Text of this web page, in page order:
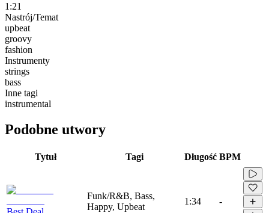
1:21
Nastrój/Temat
upbeat
groovy
fashion
Instrumenty
strings
bass
Inne tagi
instrumental
Podobne utwory
Tytuł Tagi Długość BPM
Funk/R&B, Bass,
Happy, Upbeat
1:34 -